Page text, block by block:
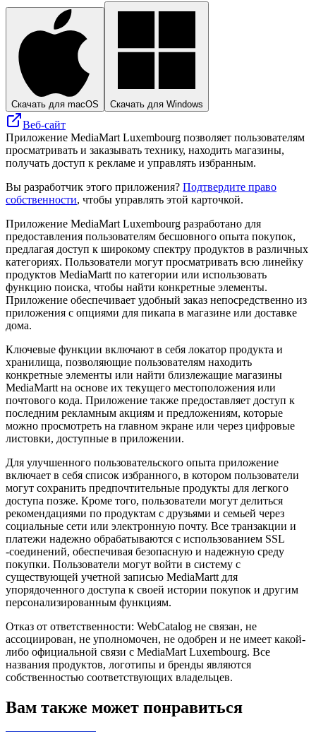
Скачать для macOS Скачать для Windows
Веб-сайт
Приложение MediaMart Luxembourg позволяет пользователям
просматривать и заказывать технику, находить магазины,
получать доступ к рекламе и управлять избранным.
Вы разработчик этого приложения? Подтвердите право
собственности, чтобы управлять этой карточкой.
Приложение MediaMart Luxembourg разработано для
предоставления пользователям бесшовного опыта покупок,
предлагая доступ к широкому спектру продуктов в различных
категориях. Пользователи могут просматривать всю линейку
продуктов MediaMartt по категории или использовать
функцию поиска, чтобы найти конкретные элементы.
Приложение обеспечивает удобный заказ непосредственно из
приложения с опциями для пикапа в магазине или доставке
дома.
Ключевые функции включают в себя локатор продукта и
хранилища, позволяющие пользователям находить
конкретные элементы или найти близлежащие магазины
MediaMartt на основе их текущего местоположения или
почтового кода. Приложение также предоставляет доступ к
последним рекламным акциям и предложениям, которые
можно просмотреть на главном экране или через цифровые
листовки, доступные в приложении.
Для улучшенного пользовательского опыта приложение
включает в себя список избранного, в котором пользователи
могут сохранить предпочтительные продукты для легкого
доступа позже. Кроме того, пользователи могут делиться
рекомендациями по продуктам с друзьями и семьей через
социальные сети или электронную почту. Все транзакции и
платежи надежно обрабатываются с использованием SSL
-соединений, обеспечивая безопасную и надежную среду
покупки. Пользователи могут войти в систему с
существующей учетной записью MediaMartt для
упорядоченного доступа к своей истории покупок и другим
персонализированным функциям.
Отказ от ответственности: WebCatalog не связан, не
ассоциирован, не уполномочен, не одобрен и не имеет какой-
либо официальной связи с MediaMart Luxembourg. Все
названия продуктов, логотипы и бренды являются
собственностью соответствующих владельцев.
Вам также может понравиться